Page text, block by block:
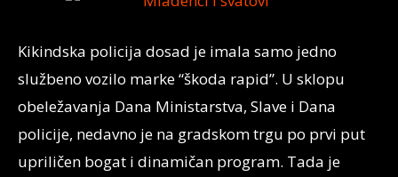
Kikindska policija dosad je imala samo jedno
službeno vozilo marke “škoda rapid”. U sklopu
obeležavanja Dana Ministarstva, Slave i Dana
policije, nedavno je na gradskom trgu po prvi put
upriličen bogat i dinamičan program. Tada je